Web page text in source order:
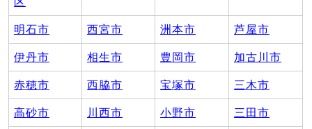
明石市 西宮市 洲本市 芦屋市
伊丹市 相生市 豊岡市 加古川市
赤穂市 西脇市 宝塚市 三木市
高砂市 川西市 小野市 三田市